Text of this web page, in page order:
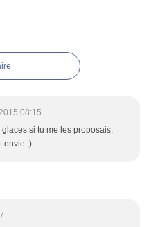
08:15
si tu me les proposais,
envie ;)